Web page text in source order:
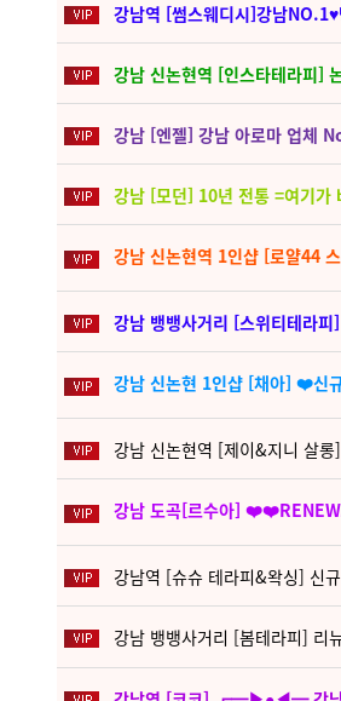
강남역 [썸스웨디시]강남
강남 신논현역 [인스타테라피]
강남 [엔젤] 강남 아로마 업체
강남 [모던] 10년 전통 =여기가
강남 신논현역 1인샵 [로얄44
강남 뱅뱅사거리 [스위티테라
강남 신논현 1인샵 [채아] ❤️신
강남 신논현역 [제이&지니 살
강남 도곡[르수아]
강남역 [슈슈 테라피&왁싱] 신
강남 뱅뱅사거리 [봄테라피]